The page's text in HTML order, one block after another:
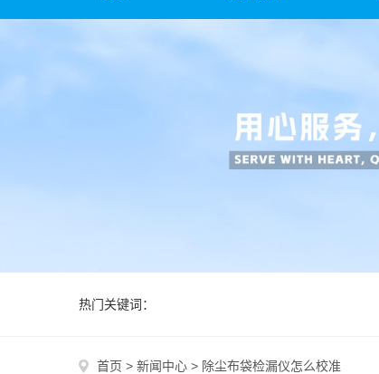
热门关键词：
首页 > 新闻中心 > 除尘布袋检漏仪怎么校准